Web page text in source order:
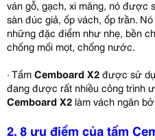
ván gỗ, gạch, xi măng, nó được
sàn đúc giả, ốp vách, ốp trần.
những đặc điểm như nhẹ, bền
chống mối mọt, chống nước.
· TấmCemboard X2được sử
đang được rất nhiều công trình
Cemboard X2 làm vách ngăn
2. 8 ưu điểm của tấm